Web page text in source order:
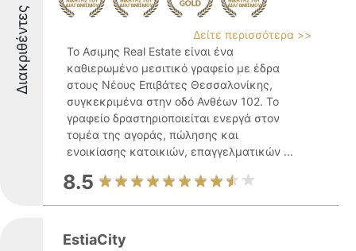
Διακριθέντες
Δείτε περισσότερα >>
Το Ασιμης Real Estate είναι ένα
καθιερωμένο μεσιτικό γραφείο με έδρα
στους Νέους Επιβάτες Θεσσαλονίκης,
συγκεκριμένα στην οδό Ανθέων 102. Το
γραφείο δραστηριοποιείται ενεργά στον
τομέα της αγοράς, πώλησης και
ενοικίασης κατοικιών, επαγγελματικών ...
8.5
EstiaCity